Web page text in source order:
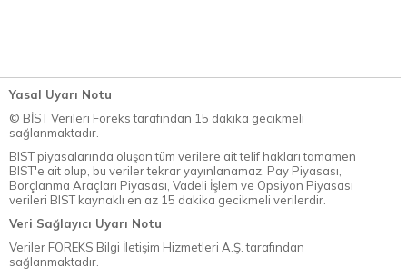
Yasal Uyarı Notu
© BİST Verileri Foreks tarafından 15 dakika gecikmeli
sağlanmaktadır.
BIST piyasalarında oluşan tüm verilere ait telif hakları tamamen
BIST'e ait olup, bu veriler tekrar yayınlanamaz. Pay Piyasası,
Borçlanma Araçları Piyasası, Vadeli İşlem ve Opsiyon Piyasası
verileri BIST kaynaklı en az 15 dakika gecikmeli verilerdir.
Veri Sağlayıcı Uyarı Notu
Veriler FOREKS Bilgi İletişim Hizmetleri A.Ş. tarafından
sağlanmaktadır.